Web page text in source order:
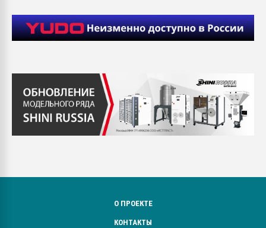
О ПРОЕКТЕ
КОНТАКТЫ